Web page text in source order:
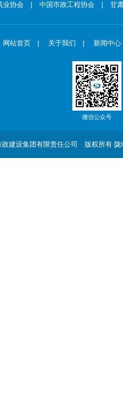
协会 | 中国市政工程协会 | 甘肃
网站首页 | 关于我们 | 新闻中心
微信公众号
建设集团有限责任公司 版权所有